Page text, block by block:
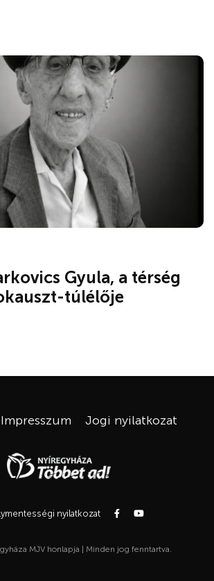
Gyula, a térség
túlélője
Impresszum Jogi nyilatkozat
nyilatkozat
MJV honlapja | Minden jog fenntartva.